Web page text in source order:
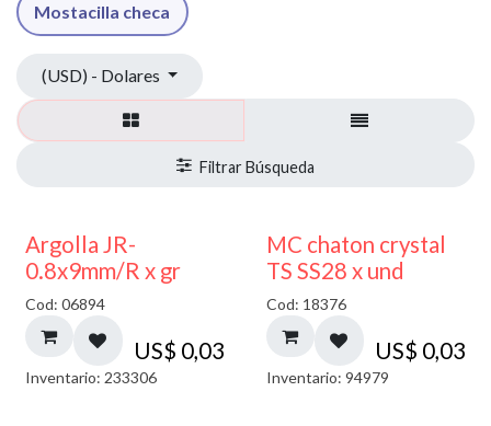
Mostacilla checa
(USD) - Dolares
Argolla JR-
0.8x9mm/R x gr
Cod: 06894
US$ 0,03
Inventario: 233306
MC chaton crystal
TS SS28 x und
Cod: 18376
US$ 0,03
Inventario: 94979